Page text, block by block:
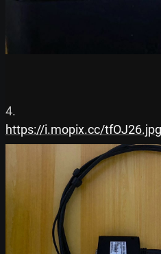
https://i.mopix.cc/tfOJ26.jpg